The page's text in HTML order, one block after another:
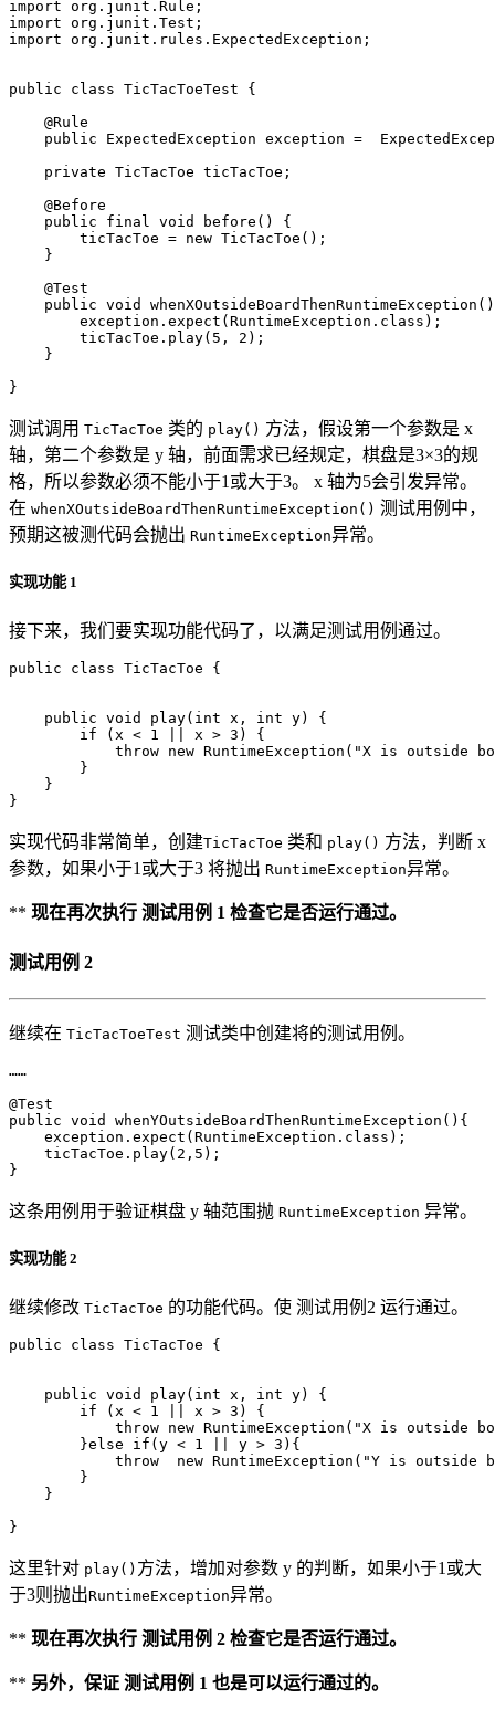
import org.junit.Rule ;
import org.junit.Test ;
import org.junit.rules.ExpectedException ;
public class TicTacToeTest
{
@Rule
public
ExpectedException exception =
private TicTacToe ticTacToe ;
@Before
public
final void before ()
{
ticTacToe = new TicTacToe ();
}
@Test
public void whenXOutsideBoardThenRuntimeException ()
exception . expect (RuntimeException . class );
ticTacToe . play( 5 , 2 );
}
}
测试调用 TicTacToe 类的 play() 方法，假设第一个参数是 x
轴，第二个参数是 y 轴，前面需求已经规定，棋盘是3×3的规
格，所以参数必须不能小于1或大于3。 x 轴为5会引发异常。
在 whenXOutsideBoardThenRuntimeException() 测试用例中，
预期这被测代码会抛出 RuntimeException异常。
实现功能 1
接下来，我们要实现功能代码了，以满足测试用例通过。
public class TicTacToe {
public void play( int x , int y)
{
if
( x < 1 x > 3 )
{
throw new RuntimeException ( "X is outside
}
}
}
实现代码非常简单，创建TicTacToe 类和 play() 方法，判断 x
参数，如果小于1或大于3 将抛出 RuntimeException异常。
** 现在再次执行 测试用例 1 检查它是否运行通过。
测试用例 2
继续在 TicTacToeTest 测试类中创建将的测试用例。
……
@Test
public void whenYOutsideBoardThenRuntimeException (){
exception . expect (RuntimeException . class );
ticTacToe . play( 2 , 5 );
}
这条用例用于验证棋盘 y 轴范围抛 RuntimeException 异常。
实现功能 2
继续修改 TicTacToe 的功能代码。使 测试用例2 运行通过。
public class TicTacToe {
public void play( int x , int y)
{
if
( x < 1 x > 3 )
{
throw new RuntimeException ( "X is outside
}else if ( y < 1 y > 3 ){
throw
new RuntimeException ( "Y is outside
}
}
}
这里针对 play() 方法，增加对参数 y 的判断，如果小于1或大
于3则抛出RuntimeException异常。
** 现在再次执行 测试用例 2 检查它是否运行通过。
** 另外，保证 测试用例 1 也是可以运行通过的。